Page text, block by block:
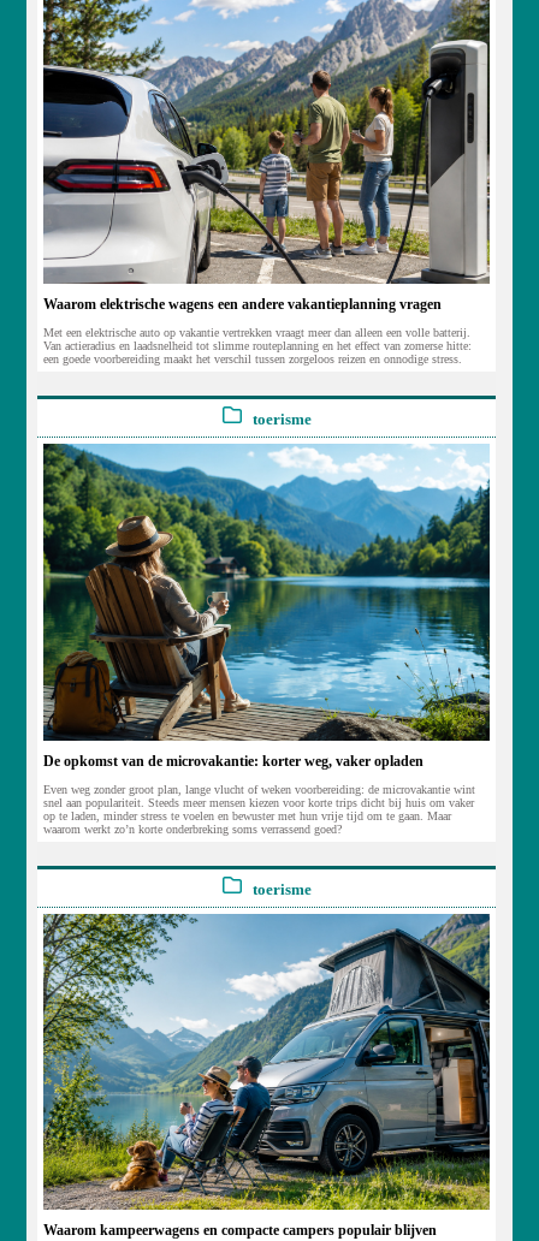
Waarom elektrische wagens een andere vakantieplanning vragen
Met een elektrische auto op vakantie vertrekken vraagt meer dan alleen een volle batterij.
Van actieradius en laadsnelheid tot slimme routeplanning en het effect van zomerse hitte:
een goede voorbereiding maakt het verschil tussen zorgeloos reizen en onnodige stress.
toerisme
De opkomst van de microvakantie: korter weg, vaker opladen
Even weg zonder groot plan, lange vlucht of weken voorbereiding: de microvakantie wint
snel aan populariteit. Steeds meer mensen kiezen voor korte trips dicht bij huis om vaker
op te laden, minder stress te voelen en bewuster met hun vrije tijd om te gaan. Maar
waarom werkt zo’n korte onderbreking soms verrassend goed?
toerisme
Waarom kampeerwagens en compacte campers populair blijven